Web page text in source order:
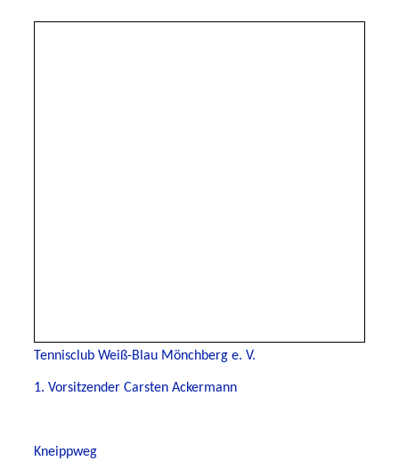
Tennisclub Weiß-Blau Mönchberg e. V.
1. Vorsitzender Carsten Ackermann
Kneippweg